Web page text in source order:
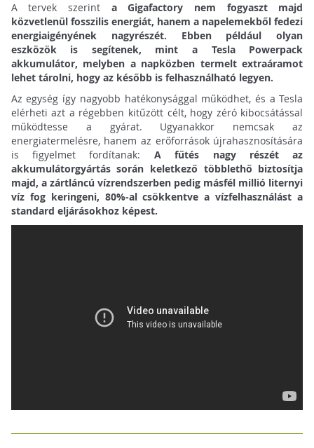
A tervek szerint a Gigafactory nem fogyaszt majd
közvetlenül fosszilis energiát, hanem a napelemekből fedezi
energiaigényének nagyrészét. Ebben például olyan
eszközök is segítenek, mint a Tesla Powerpack
akkumulátor, melyben a napközben termelt extraáramot
lehet tárolni, hogy az később is felhasználható legyen.
Az egység így nagyobb hatékonysággal működhet, és a Tesla
elérheti azt a régebben kitűzött célt, hogy zéró kibocsátással
működtesse a gyárat. Ugyanakkor nemcsak az
energiatermelésre, hanem az erőforrások újrahasznosítására
is figyelmet fordítanak: A fűtés nagy részét az
akkumulátorgyártás során keletkező többlethő biztosítja
majd, a zártláncú vízrendszerben pedig másfél millió liternyi
víz fog keringeni, 80%-al csökkentve a vízfelhasználást a
standard eljárásokhoz képest.